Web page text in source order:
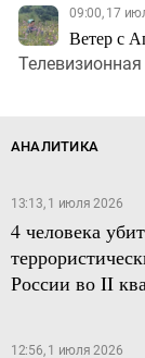
09:00, 17
Ветер с
АНАЛИТИКА
13:13, 1 июля 2026
4 человека
России во II
12:56, 1 июля 2026